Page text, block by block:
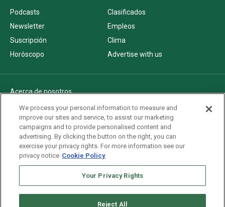
Podcasts
Clasificados
Newsletter
Empleos
Suscripción
Clima
Horóscopo
Advertise with us
Acerca de nosotros
Politica de privacidad
Pautas Editoriales
AdChoices
Advertise with us
Newsletters
We process your personal information to measure and
improve our sites and service, to assist our marketing
campaigns and to provide personalised content and
advertising. By clicking the button on the right, you can
exercise your privacy rights. For more information see our
privacy notice Cookie Policy
Your Privacy Rights
Reject All